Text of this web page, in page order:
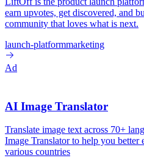
earn upvotes, get discovered, and
community that loves what is next.
launch-platformmarketing
Ad
AI Image Translator
Translate image text across 70+
Image Translator to help you
various countries